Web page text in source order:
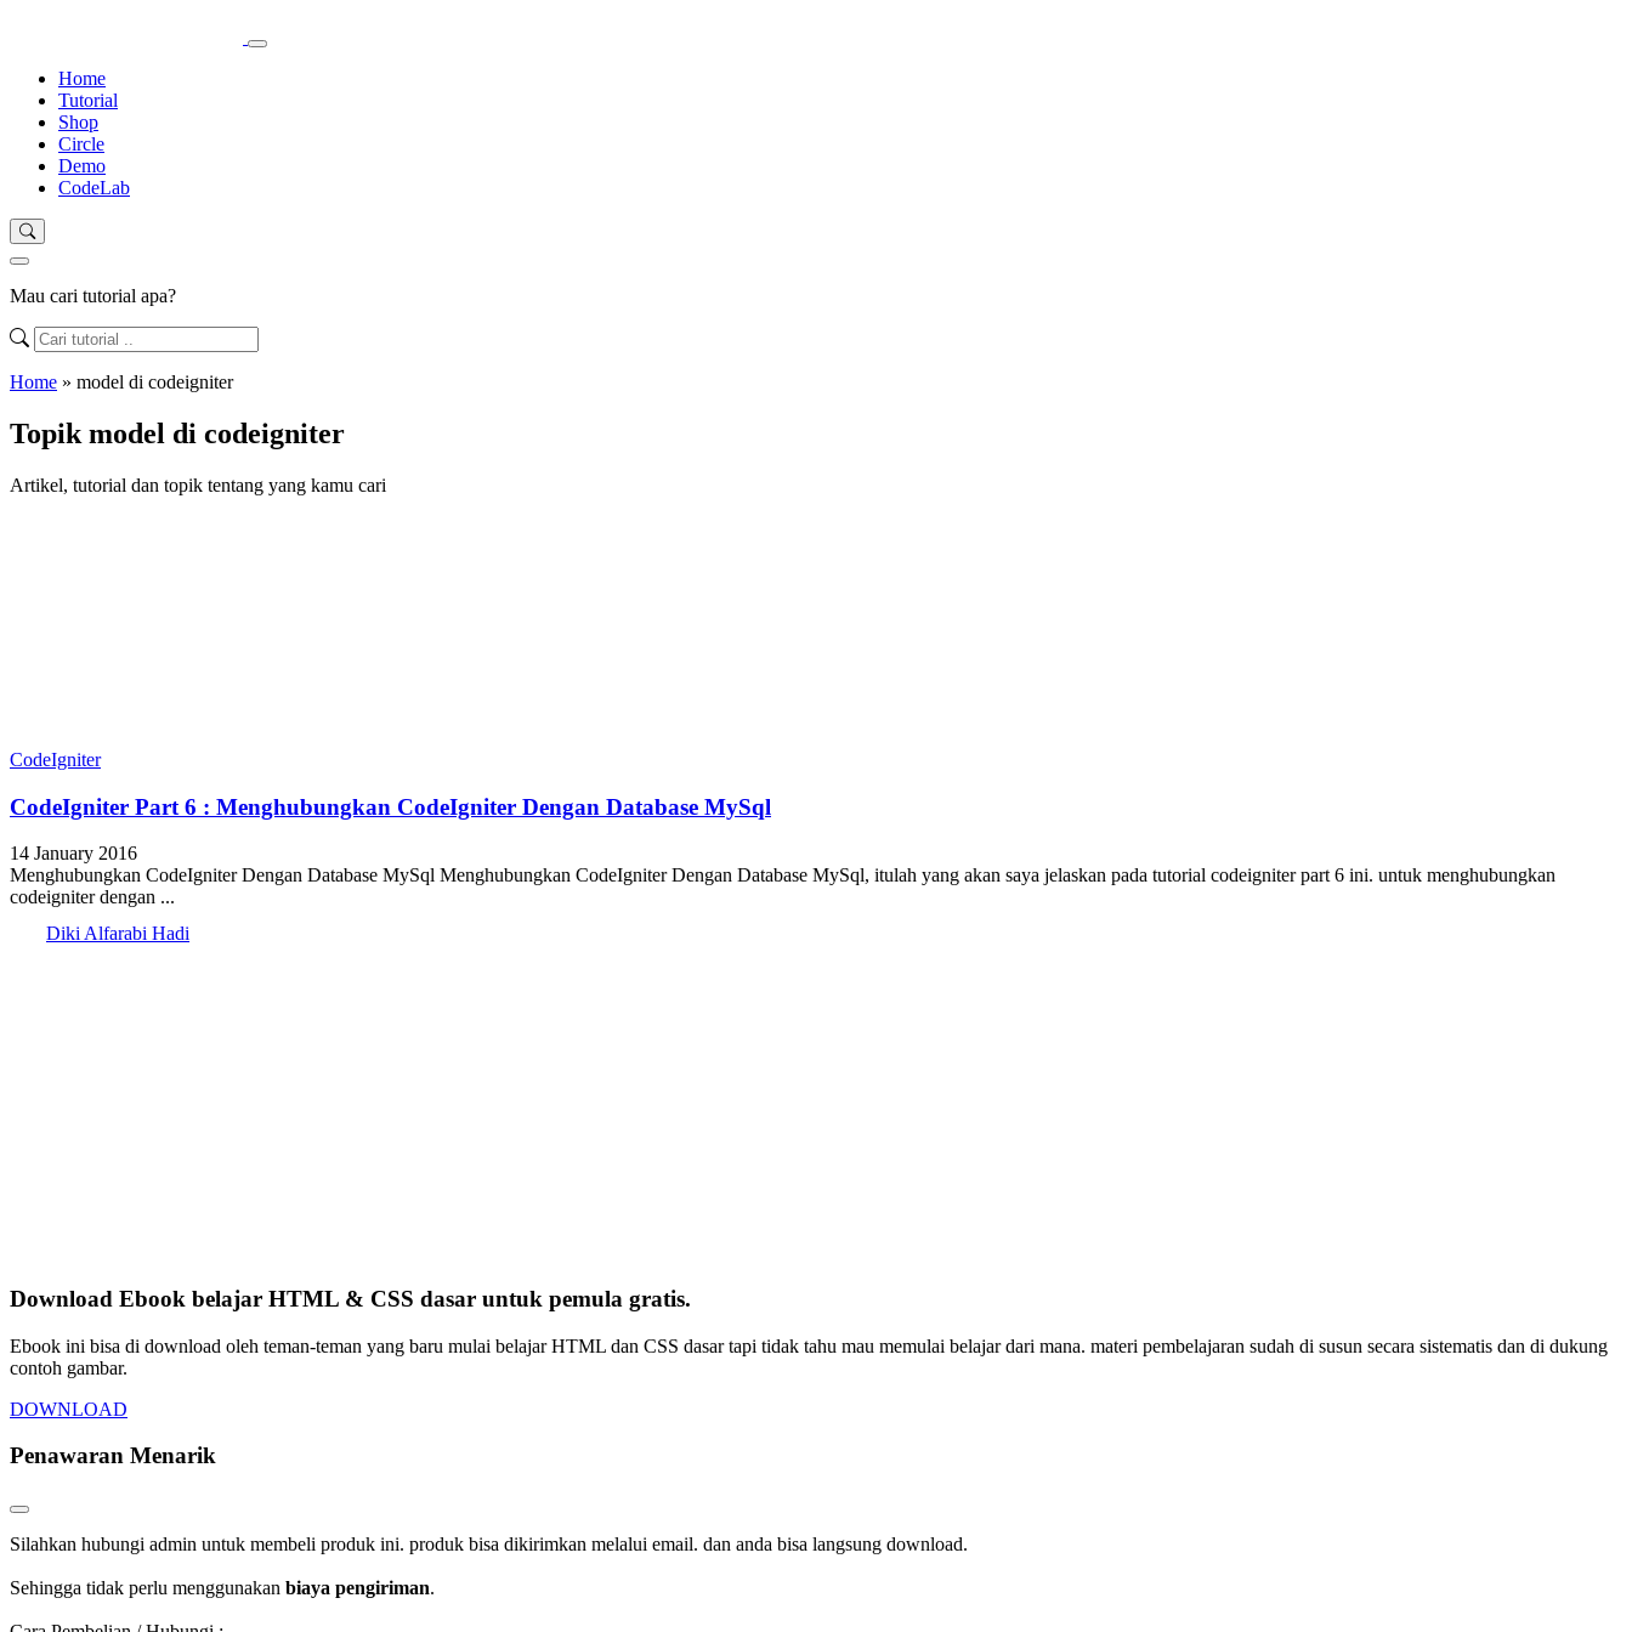
Home
Tutorial
Shop
Circle
Demo
CodeLab
Mau cari tutorial apa?
Home » model di codeigniter
Topik model di codeigniter
Artikel, tutorial dan topik tentang yang kamu cari
CodeIgniter
CodeIgniter Part 6 : Menghubungkan CodeIgniter Dengan Database MySql
14 January 2016
Menghubungkan CodeIgniter Dengan Database MySql Menghubungkan CodeIgniter Dengan Database MySql, itulah yang akan saya jelaskan pada tutorial codeigniter part 6 ini. untuk menghubungkan
codeigniter dengan ...
Diki Alfarabi Hadi
Download Ebook belajar HTML & CSS dasar untuk pemula gratis.
Ebook ini bisa di download oleh teman-teman yang baru mulai belajar HTML dan CSS dasar tapi tidak tahu mau memulai belajar dari mana. materi pembelajaran sudah di susun secara sistematis dan di dukung
contoh gambar.
DOWNLOAD
Penawaran Menarik
Silahkan hubungi admin untuk membeli produk ini. produk bisa dikirimkan melalui email. dan anda bisa langsung download.
Sehingga tidak perlu menggunakan biaya pengiriman.